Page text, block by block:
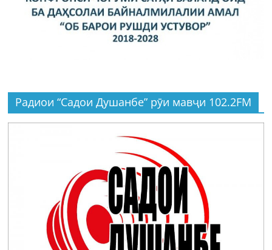
Радиои “Садои Душанбе” рӯи мавҷи 102.2FM